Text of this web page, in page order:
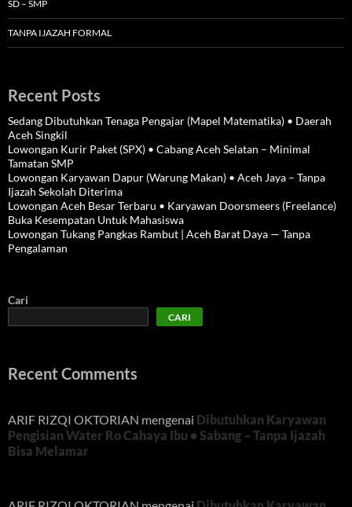
SD – SMP
TANPA IJAZAH FORMAL
Recent Posts
Sedang Dibutuhkan Tenaga Pengajar (Mapel Matematika) • Daerah
Aceh Singkil
Lowongan Kurir Paket (SPX) • Cabang Aceh Selatan – Minimal
Tamatan SMP
Lowongan Karyawan Dapur (Warung Makan) • Aceh Jaya – Tanpa
Ijazah Sekolah Diterima
Lowongan Aceh Besar Terbaru • Karyawan Doorsmeers (Freelance)
Buka Kesempatan Untuk Mahasiswa
Lowongan Tukang Pangkas Rambut | Aceh Barat Daya — Tanpa
Pengalaman
Cari
CARI
Recent Comments
ARIF RIZQI OKTORIAN mengenai Dibutuhkan Karyawan
Pengisian Water Ro Cahaya Ibu • Sabang – Tanpa Ijazah
Bisa Melamar